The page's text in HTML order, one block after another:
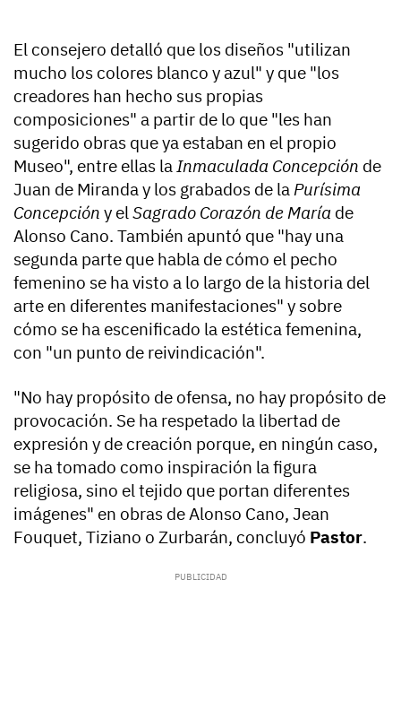
El consejero detalló que los diseños "utilizan
mucho los colores blanco y azul" y que "los
creadores han hecho sus propias
composiciones" a partir de lo que "les han
sugerido obras que ya estaban en el propio
Museo", entre ellas laInmaculada Concepción de
Juan de Miranda y los grabados de laPurísima
Concepción y elSagrado Corazón de María de
Alonso Cano. También apuntó que "hay una
segunda parte que habla de cómo el pecho
femenino se ha visto a lo largo de la historia del
arte en diferentes manifestaciones" y sobre
cómo se ha escenificado la estética femenina,
con "un punto de reivindicación".
"No hay propósito de ofensa, no hay propósito de
provocación. Se ha respetado la libertad de
expresión y de creación porque, en ningún caso,
se ha tomado como inspiración la figura
religiosa, sino el tejido que portan diferentes
imágenes" en obras de Alonso Cano, Jean
Fouquet, Tiziano o Zurbarán, concluyó Pastor.